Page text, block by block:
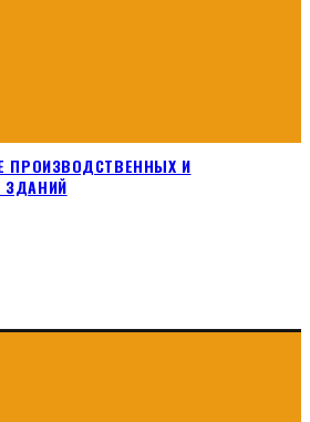
ПРОИЗВОДСТВЕННЫХ И